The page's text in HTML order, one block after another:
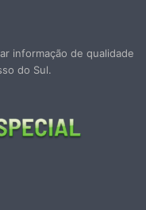
informação de qualidade
do Sul.